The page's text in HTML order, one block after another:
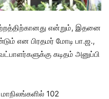
என்றும், இதனை
என பிரதமர் மோடி பா.ஜ.,
கடிதம் அனுப்பி
102